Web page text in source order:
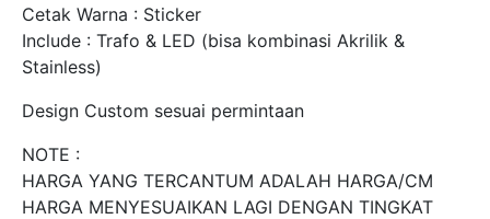
Cetak Warna : Sticker
Include : Trafo & LED (bisa kombinasi Akrilik &
Stainless)
Design Custom sesuai permintaan
NOTE :
HARGA YANG TERCANTUM ADALAH HARGA/CM
HARGA MENYESUAIKAN LAGI DENGAN TINGKAT